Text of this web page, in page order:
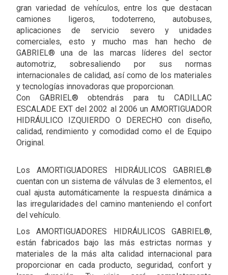
gran variedad de vehículos, entre los que destacan
camiones ligeros, todoterreno, autobuses,
aplicaciones de servicio severo y unidades
comerciales, esto y mucho mas han hecho de
GABRIEL® una de las marcas líderes del sector
automotriz, sobresaliendo por sus normas
internacionales de calidad, así como de los materiales
y tecnologías innovadoras que proporcionan.
Con GABRIEL® obtendrás para tu CADILLAC
ESCALADE EXT del 2002 al 2006 un AMORTIGUADOR
HIDRÁULICO IZQUIERDO O DERECHO con diseño,
calidad, rendimiento y comodidad como el de Equipo
Original.
Los AMORTIGUADORES HIDRÁULICOS GABRIEL®
cuentan con un sistema de válvulas de 3 elementos, el
cual ajusta automáticamente la respuesta dinámica a
las irregularidades del camino manteniendo el confort
del vehículo.
Los AMORTIGUADORES HIDRÁULICOS GABRIEL®,
están fabricados bajo las más estrictas normas y
materiales de la más alta calidad internacional para
proporcionar en cada producto, seguridad, confort y